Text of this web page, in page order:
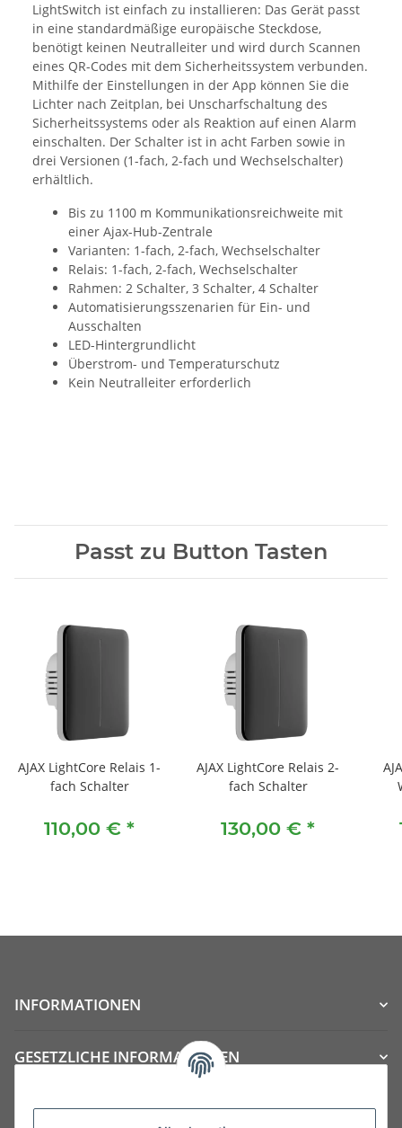
LightSwitch ist einfach zu installieren: Das Gerät passt
in eine standardmäßige europäische Steckdose,
benötigt keinen Neutralleiter und wird durch Scannen
eines QR-Codes mit dem Sicherheitssystem verbunden.
Mithilfe der Einstellungen in der App können Sie die
Lichter nach Zeitplan, bei Unscharfschaltung des
Sicherheitssystems oder als Reaktion auf einen Alarm
einschalten. Der Schalter ist in acht Farben sowie in
drei Versionen (1-fach, 2-fach und Wechselschalter)
erhältlich.
Bis zu 1100 m Kommunikationsreichweite mit
einer Ajax-Hub-Zentrale
Varianten: 1-fach, 2-fach, Wechselschalter
Relais: 1-fach, 2-fach, Wechselschalter
Rahmen: 2 Schalter, 3 Schalter, 4 Schalter
Automatisierungsszenarien für Ein- und
Ausschalten
LED-Hintergrundlicht
Überstrom- und Temperaturschutz
Kein Neutralleiter erforderlich
Passt zu Button Tasten
AJAX LightCore Relais 1-
fach Schalter
110,00 € *
AJAX LightCore Relais 2-
fach Schalter
130,00 € *
INFORMATIONEN
GESETZLICHE INFORMATIONEN
Kategorien